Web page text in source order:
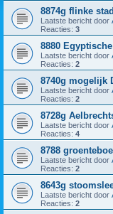
8874g flinke
Laatste bericht door
Reacties: 3
8880
Laatste bericht door
Reacties: 2
8740g mogelijk
Laatste bericht door
Reacties: 2
8728g
Laatste bericht door
Reacties: 4
8788
Laatste bericht door
Reacties: 2
8643g
Laatste bericht door
Reacties: 2